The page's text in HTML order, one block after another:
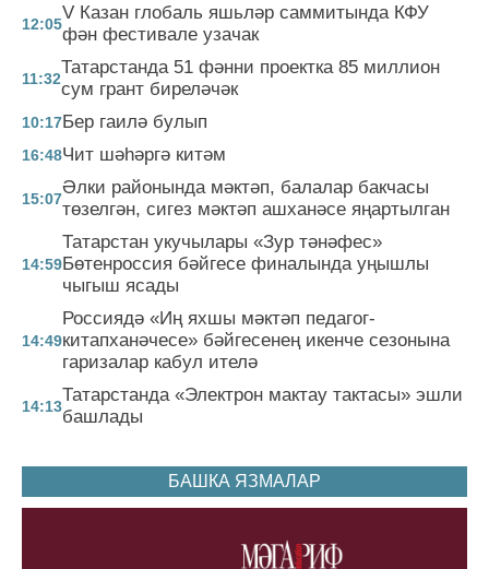
12:05
V Казан глобаль яшьләр саммитында КФУ
фән фестивале узачак
11:32
Татарстанда 51 фәнни проектка 85 миллион
сум грант биреләчәк
10:17Бер гаилә булып
16:48Чит шәһәргә китәм
15:07
Әлки районында мәктәп, балалар бакчасы
төзелгән, сигез мәктәп ашханәсе яңартылган
14:59
Татарстан укучылары «Зур тәнәфес»
Бөтенроссия бәйгесе финалында уңышлы
чыгыш ясады
14:49
Россиядә «Иң яхшы мәктәп педагог-
китапханәчесе» бәйгесенең икенче сезонына
гаризалар кабул ителә
14:13
Татарстанда «Электрон мактау тактасы» эшли
башлады
БАШКА ЯЗМАЛАР